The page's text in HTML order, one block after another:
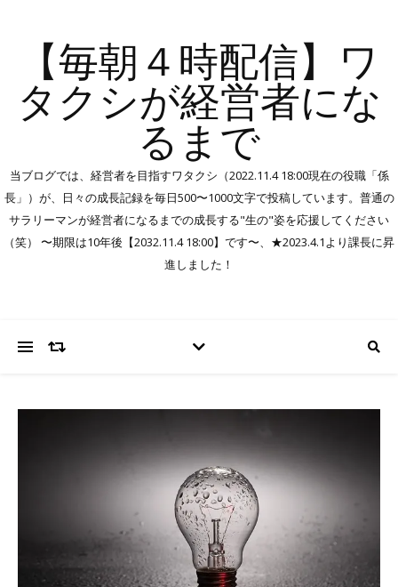
【毎朝４時配信】ワ
タクシが経営者にな
るまで
当ブログでは、経営者を目指すワタクシ（2022.11.4 18:00現在の役職「係
長」）が、日々の成長記録を毎日500〜1000文字で投稿しています。普通の
サラリーマンが経営者になるまでの成長する"生の"姿を応援してください
（笑） 〜期限は10年後【2032.11.4 18:00】です〜、★2023.4.1より課長に昇
進しました！